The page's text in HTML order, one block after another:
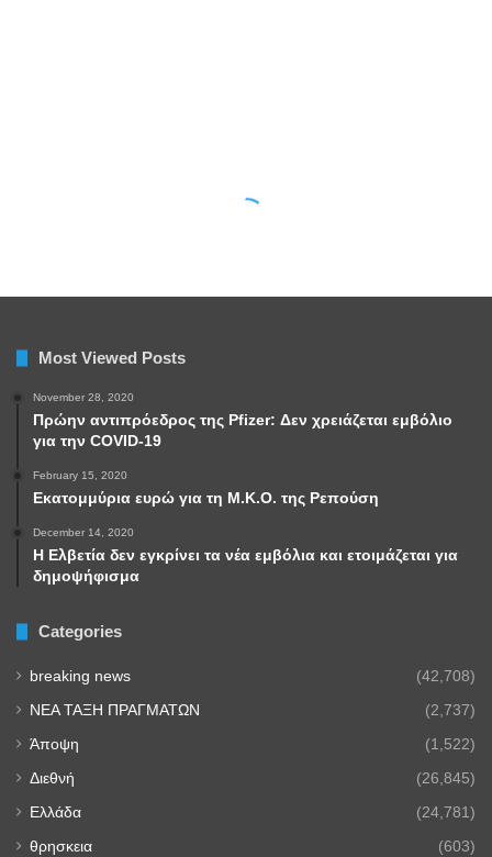
Most Viewed Posts
November 28, 2020
Πρώην αντιπρόεδρος της Pfizer: Δεν χρειάζεται εμβόλιο
για την COVID-19
February 15, 2020
Εκατομμύρια ευρώ για τη Μ.Κ.Ο. της Ρεπούση
December 14, 2020
Η Ελβετία δεν εγκρίνει τα νέα εμβόλια και ετοιμάζεται για
δημοψήφισμα
Categories
breaking news (42,708)
NEA TAΞΗ ΠΡΑΓΜΑΤΩΝ (2,737)
Άποψη (1,522)
Διεθνή (26,845)
Ελλάδα (24,781)
θρησκεια (603)